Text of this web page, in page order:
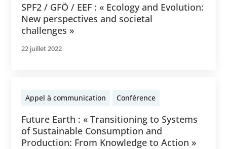
SPF2 / GFÖ / EEF : « Ecology and Evolution:
New perspectives and societal
challenges »
22 juillet 2022
Appel à communication Conférence
Future Earth : « Transitioning to Systems
of Sustainable Consumption and
Production: From Knowledge to Action »